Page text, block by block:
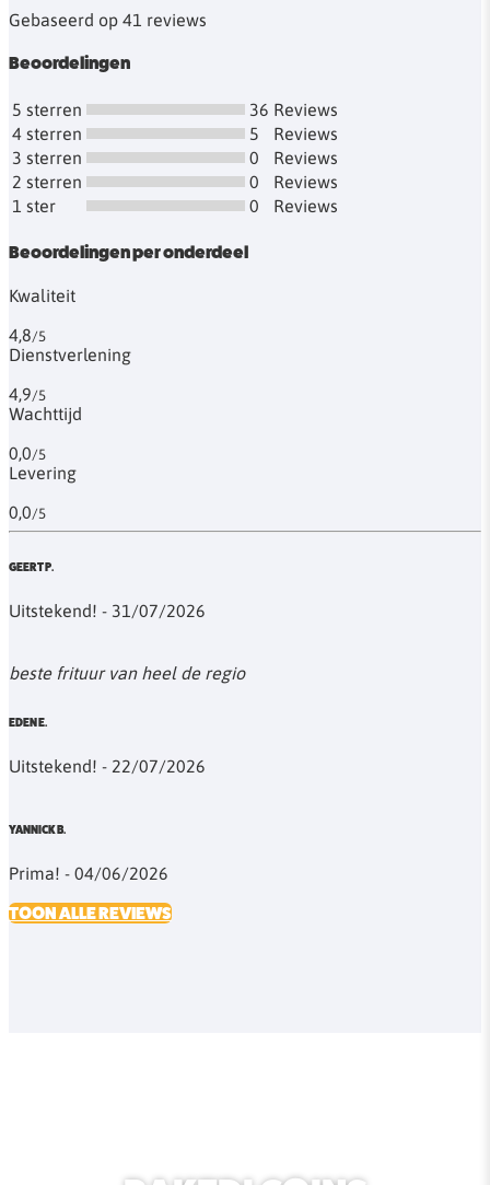
Gebaseerd op 41 reviews
Beoordelingen
5 sterren 36 Reviews
4 sterren
5
Reviews
3 sterren
0
Reviews
2 sterren
0
Reviews
1 ster
0 Reviews
Beoordelingen per onderdeel
Kwaliteit
4,8/5
Dienstverlening
4,9/5
Wachttijd
0,0/5
Levering
0,0/5
GEERT P.
Uitstekend! - 31/07/2026
beste frituur van heel de regio
EDEN E.
Uitstekend! - 22/07/2026
YANNICK B.
Prima! - 04/06/2026
TOON ALLE REVIEWS